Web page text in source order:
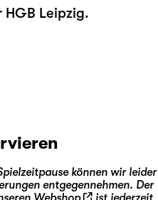
HGB Leipzig.
können wir leider
entgegennehmen. Der